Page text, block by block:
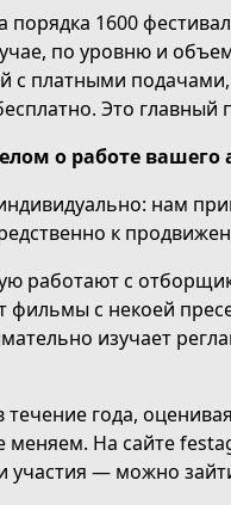
порядка 1600
по уровню и
с платными
Это
о работе вашего
нам
к
работают с
фильмы с некоей
изучает
года,
меняем. На сайте
участия — можно